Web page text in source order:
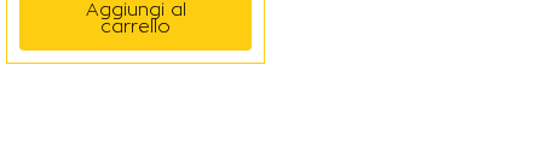
Aggiungi al
carrello